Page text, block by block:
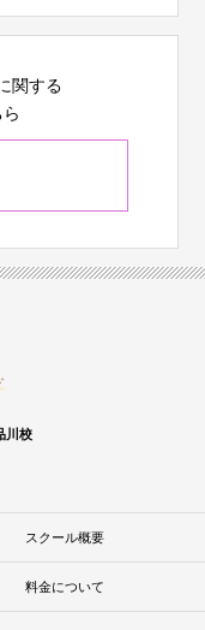
関する
川校
スクール概要
料金について